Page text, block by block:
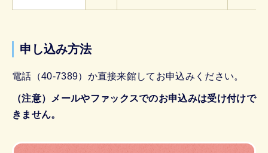
申し込み方法
電話（40-7389）か直接来館してお申込みください。
（注意）メールやファックスでのお申込みは受け付けで
きません。